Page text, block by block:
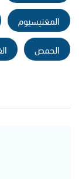
المغنيسيوم
الحمص